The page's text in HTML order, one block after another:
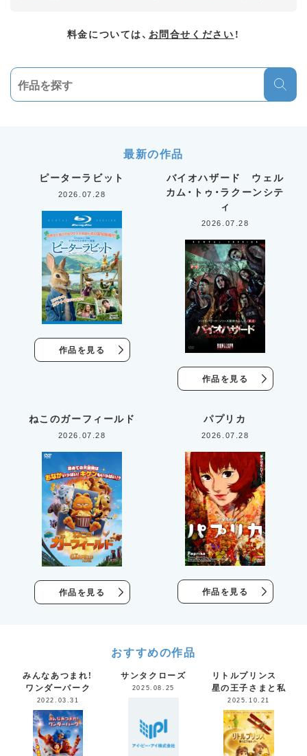
料金については、 お問合せください ！
最新の作品
ピーターラビット
2026.07.28
作品を見る
バイオハザード ウェル
カム・トゥ・ラクーンシテ
ィ
2026.07.28
作品を見る
ねこのガーフィールド
2026.07.28
作品を見る
パプリカ
2026.07.28
作品を見る
おすすめの作品
みんなあつまれ！
ワンダーパーク
2022.03.31
サンタクローズ
2025.08.25
リトルプリンス
星の王子さまと私
2025.10.21